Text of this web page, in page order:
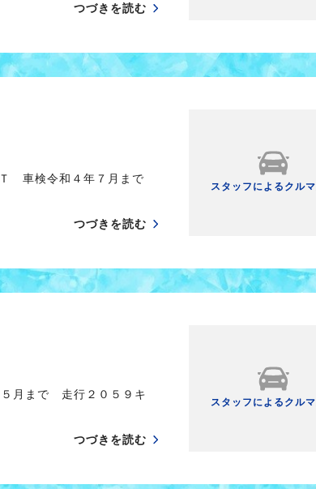
つづきを読む
車検令和４年７月まで
つづきを読む
スタッフによるクル
月まで 走行２０５９キ
つづきを読む
スタッフによるクル